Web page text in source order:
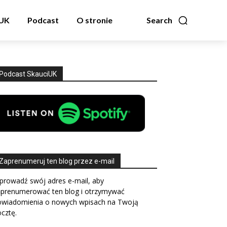
Search
Podcast O stronie
Podcast SkauciUK
Zaprenumeruj ten blog przez e-mail
swój adres e-mail, aby
ten blog i otrzymywać
o nowych wpisach na Twoją